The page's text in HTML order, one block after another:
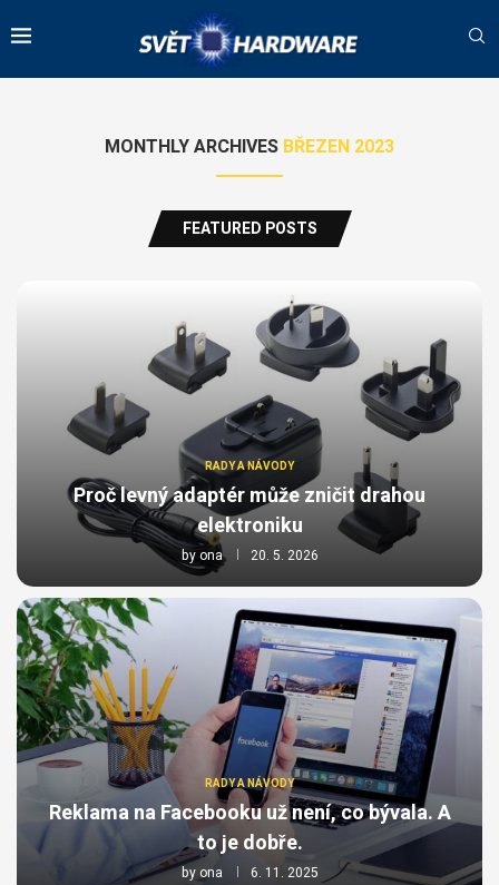
MONTHLY ARCHIVES BŘEZEN 2023
FEATURED POSTS
RADY A NÁVODY
Proč levný adaptér může zničit drahou
elektroniku
byona 20. 5. 2026
RADY A NÁVODY
Reklama na Facebooku už není, co bývala. A
to je dobře.
byona 6. 11. 2025